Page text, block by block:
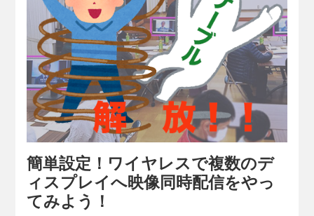
簡単設定！ワイヤレスで複数のデ
ィスプレイへ映像同時配信をやっ
てみよう！